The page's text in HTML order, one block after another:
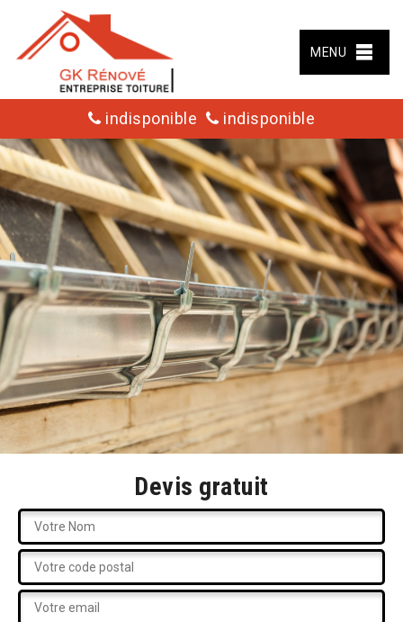
MENU
indisponible indisponible
Devis gratuit